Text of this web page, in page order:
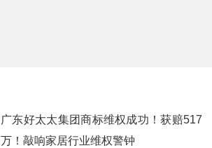
广东好太太集团商标维权成功！获赔517
万！敲响家居行业维权警钟